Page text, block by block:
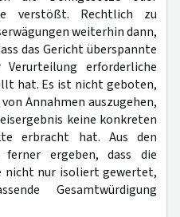
verstößt. Rechtlich zu
weiterhin dann,
das Gericht überspannte
erforderliche
hat. Es ist nicht geboten,
Annahmen auszugehen,
keine konkreten
erbracht hat. Aus den
ergeben, dass die
nicht nur isoliert gewertet,
Gesamtwürdigung